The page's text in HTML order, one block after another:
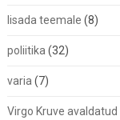
lisada teemale (8)
poliitika (32)
varia (7)
Virgo Kruve avaldatud